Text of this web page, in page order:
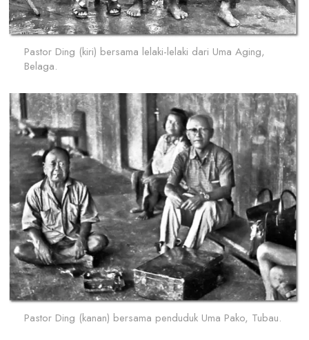
Pastor Ding (kiri) bersama lelaki-lelaki dari Uma Aging,
Belaga.
Pastor Ding (kanan) bersama penduduk Uma Pako, Tubau.